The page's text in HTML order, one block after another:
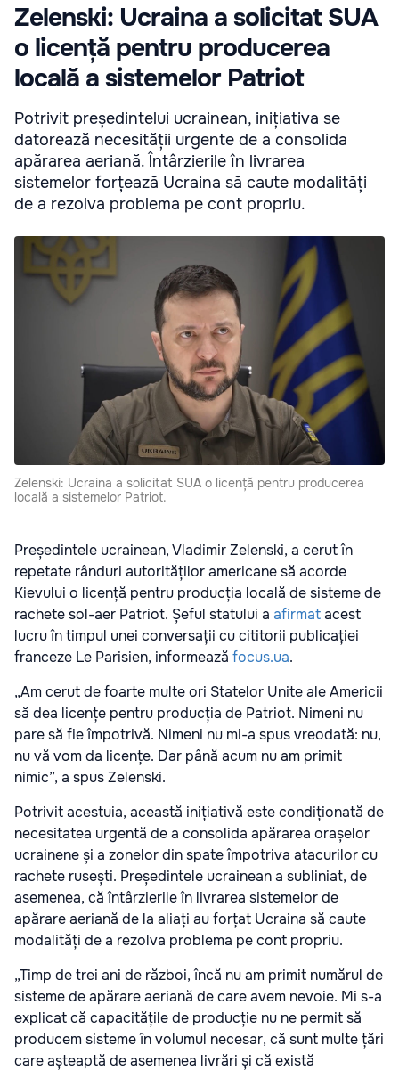
Zelenski: Ucraina a solicitat SUA
o licență pentru producerea
locală a sistemelor Patriot
Potrivit președintelui ucrainean, inițiativa se
datorează necesității urgente de a consolida
apărarea aeriană. Întârzierile în livrarea
sistemelor forțează Ucraina să caute modalități
de a rezolva problema pe cont propriu.
Zelenski: Ucraina a solicitat SUA o licență pentru producerea
locală a sistemelor Patriot.
Președintele ucrainean, Vladimir Zelenski, a cerut în
repetate rânduri autorităților americane să acorde
Kievului o licență pentru producția locală de sisteme de
rachete sol-aer Patriot. Șeful statului a afirmatacest
lucru în timpul unei conversații cu cititorii publicației
franceze Le Parisien, informează focus.ua.
„Am cerut de foarte multe ori Statelor Unite ale Americii
să dea licențe pentru producția de Patriot. Nimeni nu
pare să fie împotrivă. Nimeni nu mi-a spus vreodată: nu,
nu vă vom da licențe. Dar până acum nu am primit
nimic”, a spus Zelenski.
Potrivit acestuia, această inițiativă este condiționată de
necesitatea urgentă de a consolida apărarea orașelor
ucrainene și a zonelor din spate împotriva atacurilor cu
rachete rusești. Președintele ucrainean a subliniat, de
asemenea, că întârzierile în livrarea sistemelor de
apărare aeriană de la aliați au forțat Ucraina să caute
modalități de a rezolva problema pe cont propriu.
„Timp de trei ani de război, încă nu am primit numărul de
sisteme de apărare aeriană de care avem nevoie. Mi s-a
explicat că capacitățile de producție nu ne permit să
producem sisteme în volumul necesar, că sunt multe țări
care așteaptă de asemenea livrări și că există